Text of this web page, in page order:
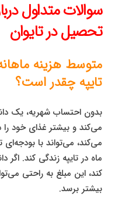
سوالات متداول
تحصیل در تایوان
متوسط هزینه
تایپه چقدر است؟
بدون احتساب شهریه، یک
می‌کند و بیشتر غذای خود را
ماه در تایپه زندگی کند.
بیشتر برسد.